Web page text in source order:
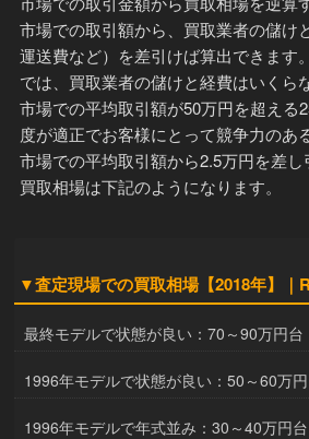
市場での取引額から、買取業者の儲け
運送費など）を差引けば算出できます。
では、買取業者の儲けと経費はいくら
市場での平均取引額が50万円を超える
度が適正でお客様にとって競争力のあ
市場での平均取引額から2.5万円を差
買取相場は下記のようになります。
▼査定現場での買取相場【2018年】｜
最終モデルで状態が良い：70～90万円台
1996年モデルで状態が良い：50～60万
1996年モデルで年式並み：30～40万円台